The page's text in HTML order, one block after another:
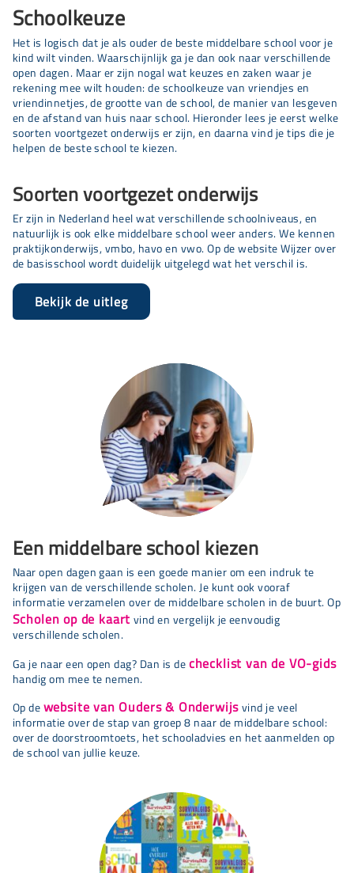
Schoolkeuze
Het is logisch dat je als ouder de beste middelbare school voor je
kind wilt vinden. Waarschijnlijk ga je dan ook naar verschillende
open dagen. Maar er zijn nogal wat keuzes en zaken waar je
rekening mee wilt houden: de schoolkeuze van vriendjes en
vriendinnetjes, de grootte van de school, de manier van lesgeven
en de afstand van huis naar school. Hieronder lees je eerst welke
soorten voortgezet onderwijs er zijn, en daarna vind je tips die je
helpen de beste school te kiezen.
Soorten voortgezet onderwijs
Er zijn in Nederland heel wat verschillende schoolniveaus, en
natuurlijk is ook elke middelbare school weer anders. We kennen
praktijkonderwijs, vmbo, havo en vwo. Op de website Wijzer over
de basisschool wordt duidelijk uitgelegd wat het verschil is.
Bekijk de uitleg
Een middelbare school kiezen
Naar open dagen gaan is een goede manier om een indruk te
krijgen van de verschillende scholen. Je kunt ook vooraf
informatie verzamelen over de middelbare scholen in de buurt. Op
Scholen op de kaart vind en vergelijk je eenvoudig
verschillende scholen.
Ga je naar een open dag? Dan is dechecklist van de VO-gids
handig om mee te nemen.
Op dewebsite van Ouders & Onderwijsvind je veel
informatie over de stap van groep 8 naar de middelbare school:
over de doorstroomtoets, het schooladvies en het aanmelden op
de school van jullie keuze.